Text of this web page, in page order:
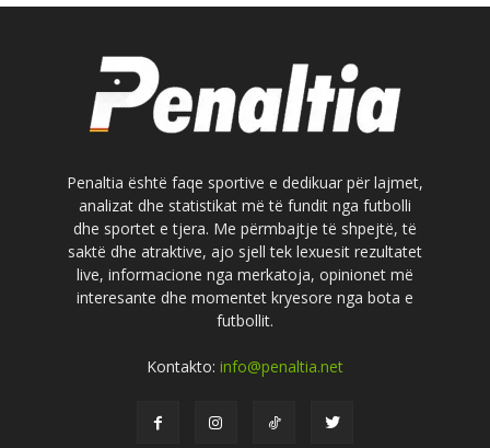
Penaltia është faqe sportive e dedikuar për lajmet,
analizat dhe statistikat më të fundit nga futbolli
dhe sportet e tjera. Me përmbajtje të shpejtë, të
saktë dhe atraktive, ajo sjell tek lexuesit rezultatet
live, informacione nga merkatoja, opinionet më
interesante dhe momentet kryesore nga bota e
futbollit.
Kontakto: info@penaltia.net